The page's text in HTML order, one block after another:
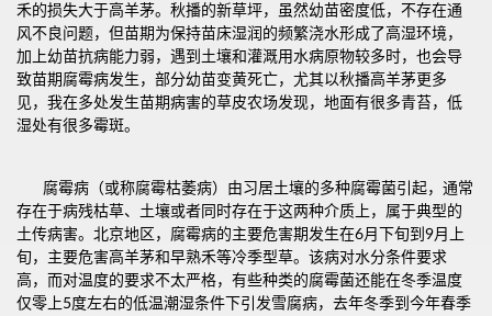
禾的损失大于高羊茅。秋播的新草坪，虽然幼苗密度低，不存在通
风不良问题，但苗期为保持苗床湿润的频繁浇水形成了高湿环境，
加上幼苗抗病能力弱，遇到土壤和灌溉用水病原物较多时，也会导
致苗期腐霉病发生，部分幼苗变黄死亡，尤其以秋播高羊茅更多
见，我在多处发生苗期病害的草皮农场发现，地面有很多青苔，低
湿处有很多霉斑。
腐霉病（或称腐霉枯萎病）由习居土壤的多种腐霉菌引起，通常
存在于病残枯草、土壤或者同时存在于这两种介质上，属于典型的
土传病害。北京地区，腐霉病的主要危害期发生在6月下旬到9月上
旬，主要危害高羊茅和早熟禾等冷季型草。该病对水分条件要求
高，而对温度的要求不太严格，有些种类的腐霉菌还能在冬季温度
仅零上5度左右的低温潮湿条件下引发雪腐病，去年冬季到今年春季